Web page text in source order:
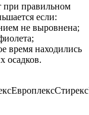
при правильном
если:
не выровнена;
время находились
осадков.